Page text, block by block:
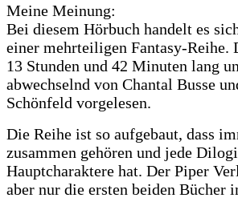
Meine Meinung:
Bei diesem Hörbuch handelt es
einer mehrteiligen Fantasy-Reihe.
13 Stunden und 42 Minuten lang
abwechselnd von Chantal Busse
Schönfeld vorgelesen.
Die Reihe ist so aufgebaut, dass
zusammen gehören und jede
Hauptcharaktere hat. Der Piper
aber nur die ersten beiden Bücher